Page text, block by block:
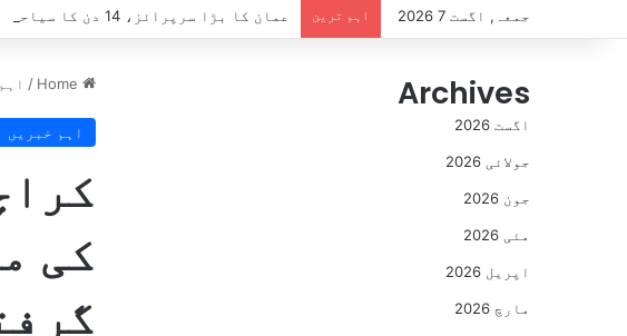
جمعہ, اگست 7 2026 اہم ترین عمان کا بڑا سرپرائز، 14 دن کا سیاحتی ویزا بالکل مفت، کون اہل ہے؟
/
اہم خبریں
کی
Archives
اگست 2026
جولائی 2026
جون 2026
مئی 2026
اپریل 2026
مارچ 2026